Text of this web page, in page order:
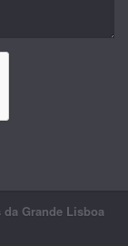
Grande Lisboa